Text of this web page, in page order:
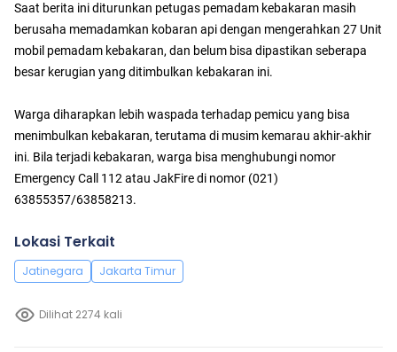
Saat berita ini diturunkan petugas pemadam kebakaran masih
berusaha memadamkan kobaran api dengan mengerahkan 27 Unit
mobil pemadam kebakaran, dan belum bisa dipastikan seberapa
besar kerugian yang ditimbulkan kebakaran ini.
Warga diharapkan lebih waspada terhadap pemicu yang bisa
menimbulkan kebakaran, terutama di musim kemarau akhir-akhir
ini. Bila terjadi kebakaran, warga bisa menghubungi nomor
Emergency Call 112 atau JakFire di nomor (021)
63855357/63858213.
Lokasi Terkait
Jatinegara Jakarta Timur
Dilihat 2274 kali